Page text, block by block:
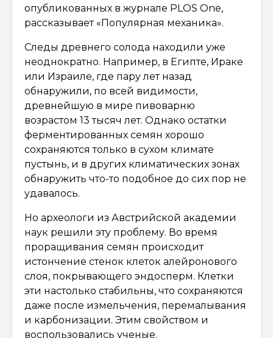
опубликованных в журнале PLOS One,
рассказывает «Популярная механика».
Следы древнего солода находили уже
неоднократно. Например, в Египте, Ираке
или Израиле, где пару лет назад
обнаружили, по всей видимости,
древнейшую в мире пивоварню
возрастом 13 тысяч лет. Однако остатки
ферментированных семян хорошо
сохраняются только в сухом климате
пустынь, и в других климатических зонах
обнаружить что-то подобное до сих пор не
удавалось.
Но археологи из Австрийской академии
наук решили эту проблему. Во время
проращивания семян происходит
истончение стенок клеток алейронового
слоя, покрывающего эндосперм. Клетки
эти настолько стабильны, что сохраняются
даже после измельчения, перемалывания
и карбонизации. Этим свойством и
воспользовались ученые.